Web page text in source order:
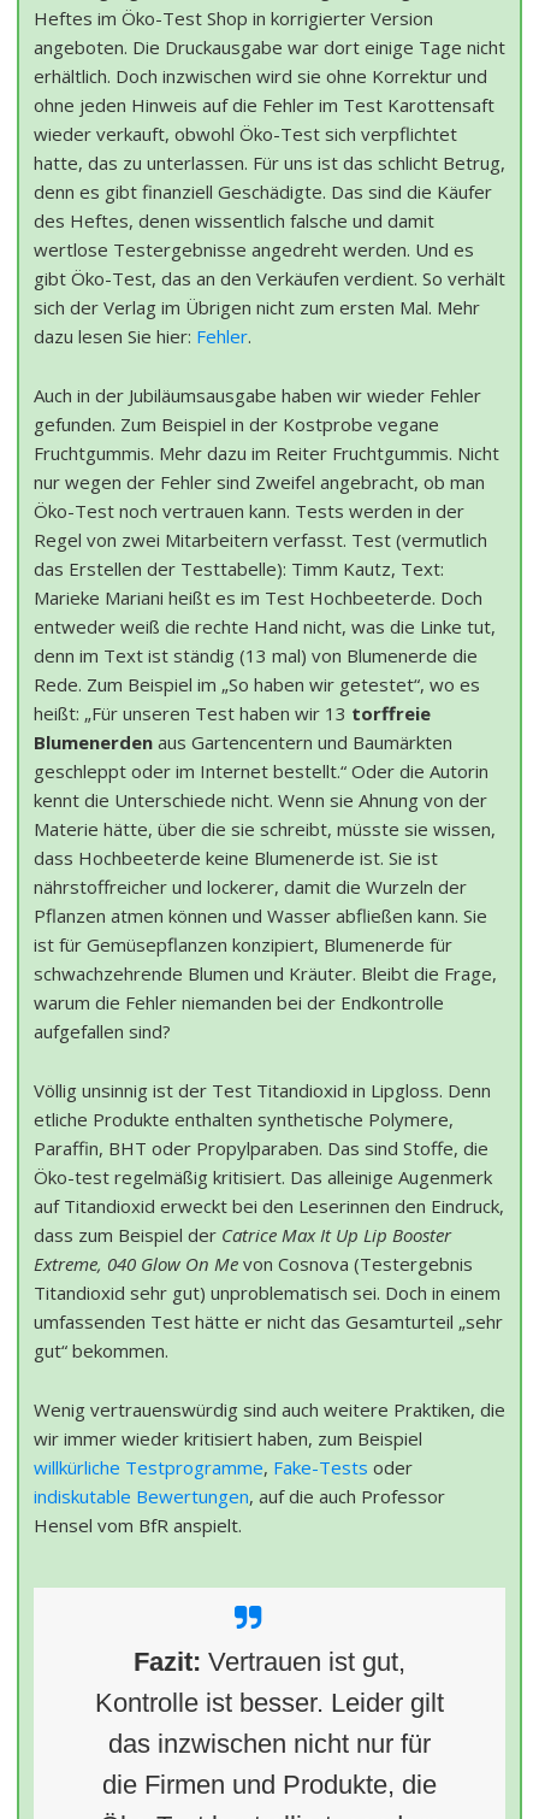
Heftes im Öko-Test Shop in korrigierter Version
angeboten. Die Druckausgabe war dort einige Tage nicht
erhältlich. Doch inzwischen wird sie ohne Korrektur und
ohne jeden Hinweis auf die Fehler im Test Karottensaft
wieder verkauft, obwohl Öko-Test sich verpflichtet
hatte, das zu unterlassen. Für uns ist das schlicht Betrug,
denn es gibt finanziell Geschädigte. Das sind die Käufer
des Heftes, denen wissentlich falsche und damit
wertlose Testergebnisse angedreht werden. Und es
gibt Öko-Test, das an den Verkäufen verdient. So verhält
sich der Verlag im Übrigen nicht zum ersten Mal. Mehr
dazu lesen Sie hier: Fehler.
Auch in der Jubiläumsausgabe haben wir wieder Fehler
gefunden. Zum Beispiel in der Kostprobe vegane
Fruchtgummis. Mehr dazu im Reiter Fruchtgummis. Nicht
nur wegen der Fehler sind Zweifel angebracht, ob man
Öko-Test noch vertrauen kann. Tests werden in der
Regel von zwei Mitarbeitern verfasst. Test (vermutlich
das Erstellen der Testtabelle): Timm Kautz, Text:
Marieke Mariani heißt es im Test Hochbeeterde. Doch
entweder weiß die rechte Hand nicht, was die Linke tut,
denn im Text ist ständig (13 mal) von Blumenerde die
Rede. Zum Beispiel im „So haben wir getestet“, wo es
heißt: „Für unseren Test haben wir 13 torffreie
Blumenerden aus Gartencentern und Baumärkten
geschleppt oder im Internet bestellt.“ Oder die Autorin
kennt die Unterschiede nicht. Wenn sie Ahnung von der
Materie hätte, über die sie schreibt, müsste sie wissen,
dass Hochbeeterde keine Blumenerde ist. Sie ist
nährstoffreicher und lockerer, damit die Wurzeln der
Pflanzen atmen können und Wasser abfließen kann. Sie
ist für Gemüsepflanzen konzipiert, Blumenerde für
schwachzehrende Blumen und Kräuter. Bleibt die Frage,
warum die Fehler niemanden bei der Endkontrolle
aufgefallen sind?
Völlig unsinnig ist der Test Titandioxid in Lipgloss. Denn
etliche Produkte enthalten synthetische Polymere,
Paraffin, BHT oder Propylparaben. Das sind Stoffe, die
Öko-test regelmäßig kritisiert. Das alleinige Augenmerk
auf Titandioxid erweckt bei den Leserinnen den Eindruck,
dass zum Beispiel der Catrice Max It Up Lip Booster
Extreme, 040 Glow On Me von Cosnova (Testergebnis
Titandioxid sehr gut) unproblematisch sei. Doch in einem
umfassenden Test hätte er nicht das Gesamturteil „sehr
gut“ bekommen.
Wenig vertrauenswürdig sind auch weitere Praktiken, die
wir immer wieder kritisiert haben, zum Beispiel
willkürliche Testprogramme, Fake-Tests oder
indiskutable Bewertungen, auf die auch Professor
Hensel vom BfR anspielt.
Fazit: Vertrauen ist gut,
Kontrolle ist besser. Leider gilt
das inzwischen nicht nur für
die Firmen und Produkte, die